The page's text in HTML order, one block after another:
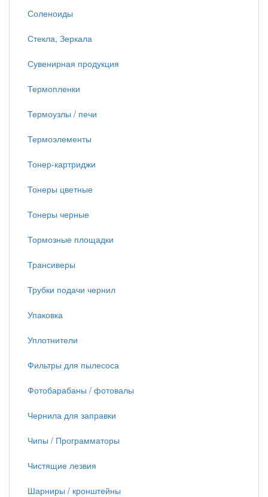
Соленоиды
Стекла, Зеркала
Сувенирная продукция
Термопленки
Термоузлы / печи
Термоэлементы
Тонер-картриджи
Тонеры цветные
Тонеры черные
Тормозные площадки
Трансиверы
Трубки подачи чернил
Упаковка
Уплотнители
Фильтры для пылесоса
Фотобарабаны / фотовалы
Чернила для заправки
Чипы / Программаторы
Чистящие лезвия
Шарниры / кронштейны